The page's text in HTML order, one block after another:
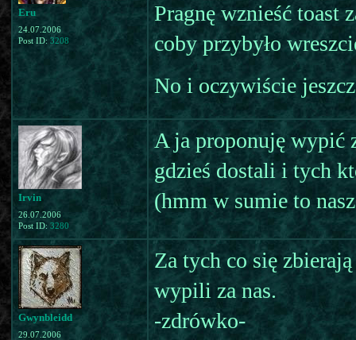
Eru
24.07.2006
Post ID: 3208
Pragnę wznieść toast
coby przybyło
No i oczywiście
Irvin
26.07.2006
Post ID: 3280
A ja proponuję wypić
gdzieś dostali i tych
(hmm w sumie to
Gwynbleidd
29.07.2006
Za tych co się
wypili za nas.
-zdrówko-